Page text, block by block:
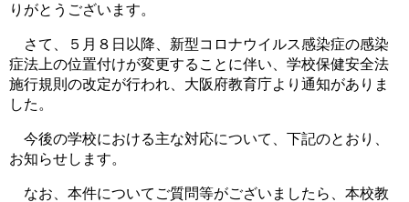
りがとうございます。
さて、５月８日以降、新型コロナウイルス感染症の感染
症法上の位置付けが変更することに伴い、学校保健安全法
施行規則の改定が行われ、大阪府教育庁より通知がありま
した。
今後の学校における主な対応について、下記のとおり、
お知らせします。
なお、本件についてご質問等がございましたら、本校教